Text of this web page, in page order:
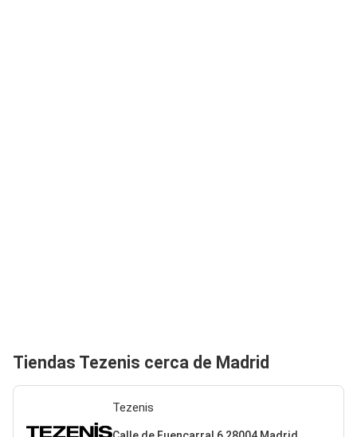
Tiendas Tezenis cerca de Madrid
Tezenis